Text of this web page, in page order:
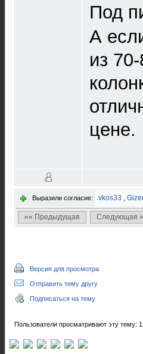
Под
А
из
цене.
Выразили согласие: vkos33 ,
«« Предыдущая Следующая
Версия для просмотра
Отправить тему другу
Подписаться на тему
Пользователи просматривают эту тему: 1